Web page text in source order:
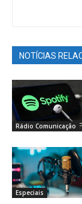
NOTÍCIAS
Rádio Comunicação
Especiais